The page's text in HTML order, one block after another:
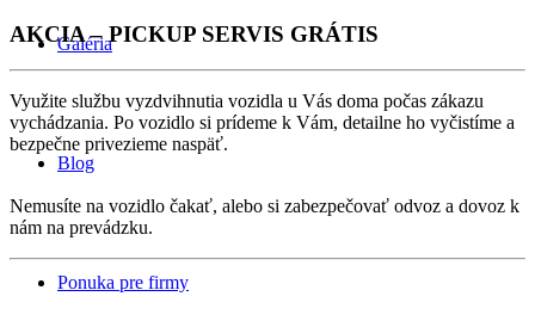
Galéria
Blog
Ponuka pre firmy
AKCIA – PICKUP SERVIS GRÁTIS
Využite službu vyzdvihnutia vozidla u Vás doma počas zákazu
vychádzania. Po vozidlo si prídeme k Vám, detailne ho vyčistíme a
bezpečne privezieme naspäť.
Nemusíte na vozidlo čakať, alebo si zabezpečovať odvoz a dovoz k
nám na prevádzku.